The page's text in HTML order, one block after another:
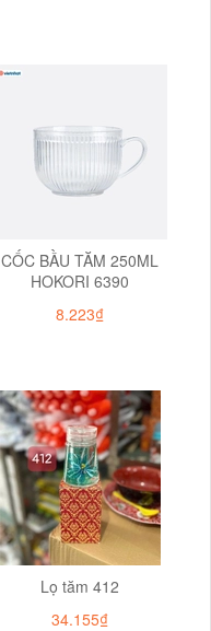
CỐC BẦU TĂM 250ML
HOKORI 6390
8.223₫
Lọ tăm 412
34.155₫